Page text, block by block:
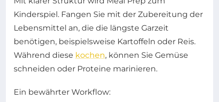
Kinderspiel. Fangen Sie mit der Zubereitung der
Lebensmittel an, die die längste Garzeit
benötigen, beispielsweise Kartoffeln oder Reis.
Während diese kochen, können Sie Gemüse
schneiden oder Proteine marinieren.
Ein bewährter Workflow: